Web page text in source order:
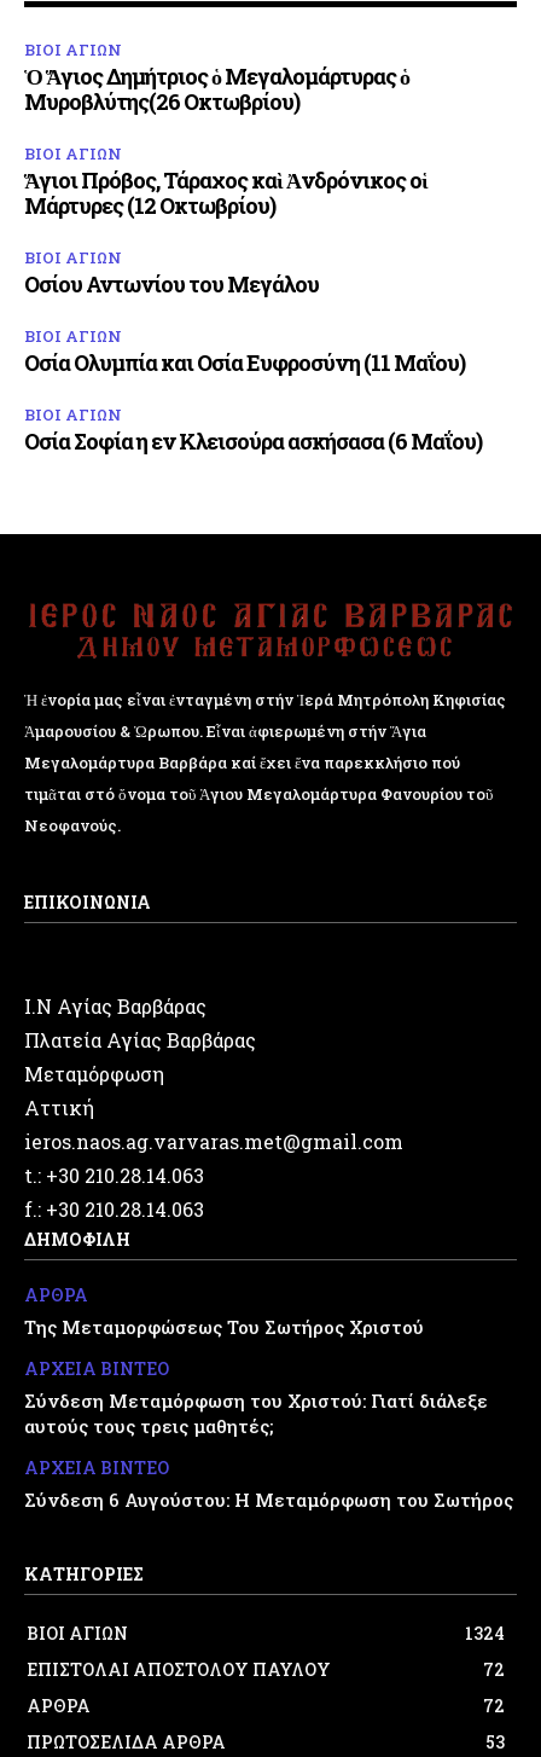
ΒΙΟΙ ΑΓΙΩΝ
Ὁ Ἅγιος Δημήτριος ὁ Μεγαλομάρτυρας ὁ
Μυροβλύτης(26 Οκτωβρίου)
ΒΙΟΙ ΑΓΙΩΝ
Ἅγιοι Πρόβος, Τάραχος καὶ Ἀνδρόνικος οἱ
Μάρτυρες (12 Οκτωβρίου)
ΒΙΟΙ ΑΓΙΩΝ
Οσίου Αντωνίου του Μεγάλου
ΒΙΟΙ ΑΓΙΩΝ
Οσία Ολυμπία και Οσία Ευφροσύνη (11 Μαΐου)
ΒΙΟΙ ΑΓΙΩΝ
Οσία Σοφία η εν Κλεισούρα ασκήσασα (6 Μαΐου)
Ἡ ἐνορία μας εἶναι ἐνταγμένη στήν Ἱερά Μητρόπολη Κηφισίας
Ἁμαρουσίου & Ὠρωπου. Εἶναι ἀφιερωμένη στήν Ἅγια
Μεγαλομάρτυρα Βαρβάρα καί ἔχει ἕνα παρεκκλήσιο πού
τιμᾶται στό ὄνομα τοῦ Ἁγιου Μεγαλομάρτυρα Φανουρίου τοῦ
Νεοφανούς.
ΕΠΙΚΟΙΝΩΝΙΑ
Ι.Ν Αγίας Βαρβάρας
Πλατεία Αγίας Βαρβάρας
Μεταμόρφωση
Αττική
ieros.naos.ag.varvaras.met@gmail.com
t.: +30 210.28.14.063
f.: +30 210.28.14.063
ΔΗΜΟΦΙΛΗ
ΑΡΘΡΑ
Της Μεταμορφώσεως Του Σωτήρος Χριστού
ΑΡΧΕΙΑ ΒΙΝΤΕΟ
Σύνδεση Μεταμόρφωση του Χριστού: Γιατί διάλεξε
αυτούς τους τρεις μαθητές;
ΑΡΧΕΙΑ ΒΙΝΤΕΟ
Σύνδεση 6 Αυγούστου: Η Μεταμόρφωση του Σωτήρος
ΚΑΤΗΓΟΡΙΕΣ
ΒΙΟΙ ΑΓΙΩΝ
1324
ΕΠΙΣΤΟΛΑΙ ΑΠΟΣΤΟΛΟΥ ΠΑΥΛΟΥ
72
ΑΡΘΡΑ
72
ΠΡΩΤΟΣΕΛΙΔΑ ΑΡΘΡΑ
53